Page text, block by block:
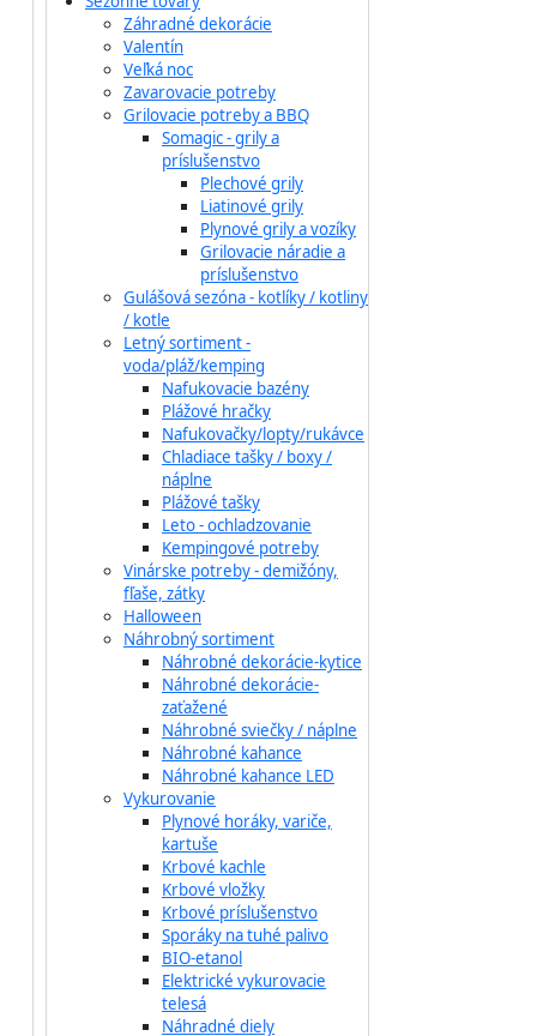
Záhradné dekorácie
Valentín
Veľká noc
Zavarovacie potreby
Grilovacie potreby a BBQ
Somagic - grily a
príslušenstvo
Plechové grily
Liatinové grily
Plynové grily a vozíky
Grilovacie náradie a
príslušenstvo
Gulášová sezóna - kotlíky / kotliny
/ kotle
Letný sortiment -
voda/pláž/kemping
Nafukovacie bazény
Plážové hračky
Nafukovačky/lopty/rukávce
Chladiace tašky / boxy /
náplne
Plážové tašky
Leto - ochladzovanie
Kempingové potreby
Vinárske potreby - demižóny,
fľaše, zátky
Halloween
Náhrobný sortiment
Náhrobné dekorácie-kytice
Náhrobné dekorácie-
zaťažené
Náhrobné sviečky / náplne
Náhrobné kahance
Náhrobné kahance LED
Vykurovanie
Plynové horáky, variče,
kartuše
Krbové kachle
Krbové vložky
Krbové príslušenstvo
Sporáky na tuhé palivo
BIO-etanol
Elektrické vykurovacie
telesá
Náhradné diely